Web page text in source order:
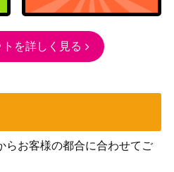
を詳しく見る
らお客様の都合に合わせてご